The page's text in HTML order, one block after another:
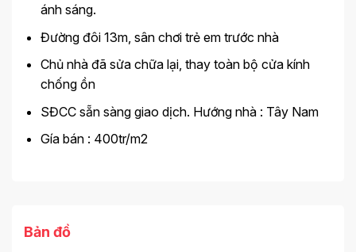
ánh sáng.
Đường đôi 13m, sân chơi trẻ em trước nhà
Chủ nhà đã sửa chữa lại, thay toàn bộ cửa kính
chống ồn
SĐCC sẵn sàng giao dịch. Hướng nhà : Tây Nam
Gía bán : 400tr/m2
Bản đồ